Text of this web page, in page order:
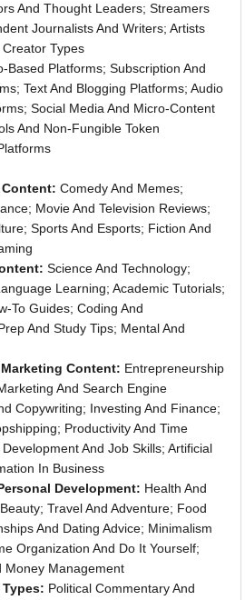
And Thought Leaders; Streamers
Journalists And Writers; Artists
Types
Based Platforms; Subscription And
Text And Blogging Platforms; Audio
Social Media And Micro-Content
And Non-Fungible Token
Comedy And Memes;
Movie And Television Reviews;
Sports And Esports; Fiction And
Science And Technology;
Learning; Academic Tutorials;
To Guides; Coding And
And Study Tips; Mental And
Content: Entrepreneurship
And Search Engine
Copywriting; Investing And Finance;
Productivity And Time
And Job Skills; Artificial
In Business
Development: Health And
Travel And Adventure; Food
And Dating Advice; Minimalism
Organization And Do It Yourself;
Money Management
Political Commentary And